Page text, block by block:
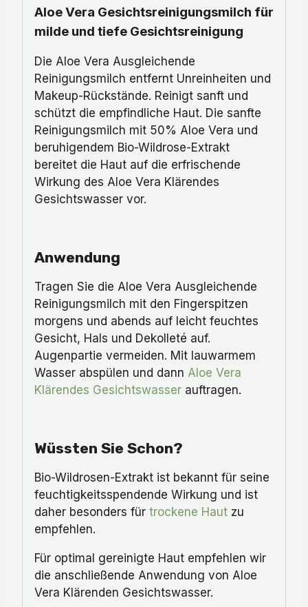
Aloe Vera Gesichtsreinigungsmilch für
milde und tiefe Gesichtsreinigung
Die Aloe Vera Ausgleichende
Reinigungsmilch entfernt Unreinheiten und
Makeup-Rückstände. Reinigt sanft und
schützt die empfindliche Haut. Die sanfte
Reinigungsmilch mit 50% Aloe Vera und
beruhigendem Bio-Wildrose-Extrakt
bereitet die Haut auf die erfrischende
Wirkung des Aloe Vera Klärendes
Gesichtswasser vor.
Anwendung
Tragen Sie die Aloe Vera Ausgleichende
Reinigungsmilch mit den Fingerspitzen
morgens und abends auf leicht feuchtes
Gesicht, Hals und Dekolleté auf.
Augenpartie vermeiden. Mit lauwarmem
Wasser abspülen und dann Aloe Vera
Klärendes Gesichtswasser auftragen.
Wüssten Sie Schon?
Bio-Wildrosen-Extrakt ist bekannt für seine
feuchtigkeitsspendende Wirkung und ist
daher besonders für trockene Haut zu
empfehlen.
Für optimal gereinigte Haut empfehlen wir
die anschließende Anwendung von Aloe
Vera Klärenden Gesichtswasser.